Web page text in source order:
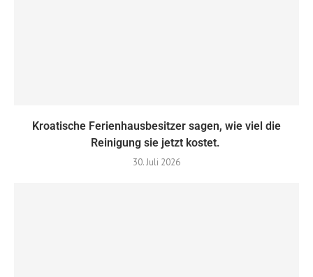
Kroatische Ferienhausbesitzer sagen, wie viel die
Reinigung sie jetzt kostet.
30. Juli 2026